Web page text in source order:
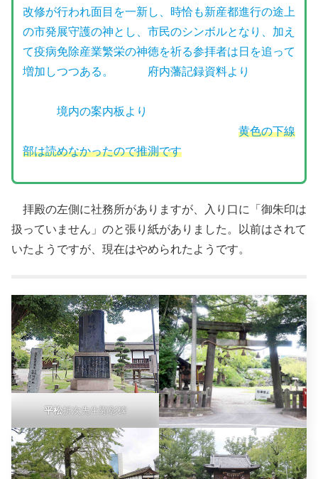
改修が行われ面目を一新し、時恰も新産都進行の途上
の市発展守護の神とし、市民のシンボルとなり、加え
て疫病免除産業繁栄の神徳を祈る参拝者は日を追って
増加しつつある。 府内藩記録資料より
境内の案内板より
黄色の下線
部は読めなかったので推測です
拝殿の左側に社務所がありますが、入り口に「御朱印は
扱っていません」のと張り紙がありました。以前はされて
いたようですが、現在はやめられたようです。
平松折次先生顕彰碑